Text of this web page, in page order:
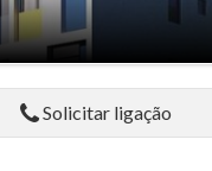
Solicitar ligação